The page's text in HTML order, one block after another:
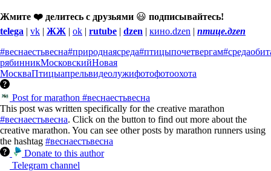
Жмите ❤️ делитесь с друзьями 😃 подписывайтесь!
telega | vk | ЖЖ | ok | rutube | dzen | кино.dzen | птице.дzen
#веснаестьвесна#природнаясреда#птицыпочетвергам
рябинникМосковскийНовая
МоскваПтицыапрельвидеолужифотофотоохота
Post for marathon #веснаестьвесна
This post was written specifically for the creative marathon
#веснаестьвесна. Click on the button to find out more about the
creative marathon. You can see other posts by marathon runners using
the hashtag #веснаестьвесна
Donate to this author
Telegram channel